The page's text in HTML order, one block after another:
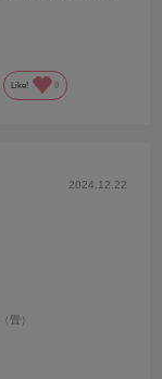
ている持ち手も便
Like! 0
2024.12.22
畳）